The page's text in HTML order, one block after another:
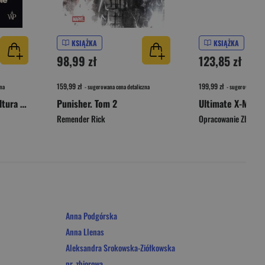
Girl on Girl. Jak popkultura zwróciła kobiety przeciw sobie
KSIĄŻKA
98,99 zł
159,99 zł - sugerowana cena detaliczna
Punisher. Tom 2
Remender Rick
KSIĄŻKA
123,85 zł
199,99 zł - sugerowana
Ultimate X-Men.
Opracowanie
Anna Podgórska
Anna Llenas
Aleksandra Srokowska-Ziółkowska